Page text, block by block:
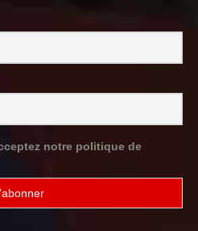
notre politique de